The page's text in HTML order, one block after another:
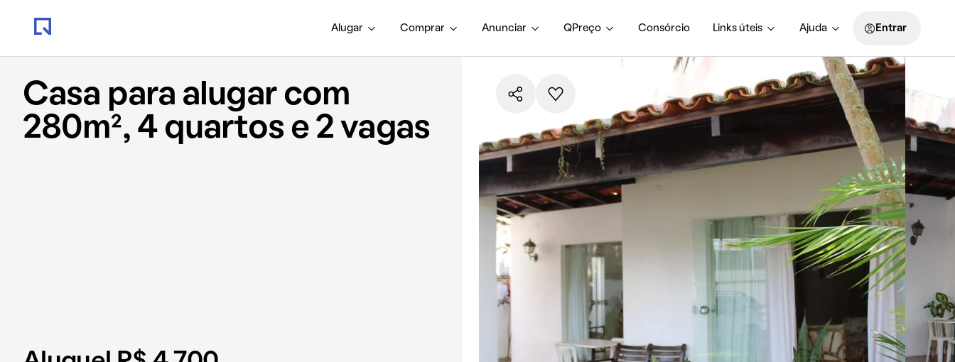
Alugar Comprar Anunciar QPreço Consórcio Links úteis Ajuda Entrar
Casa para alugar com
280m², 4 quartos e 2 vagas